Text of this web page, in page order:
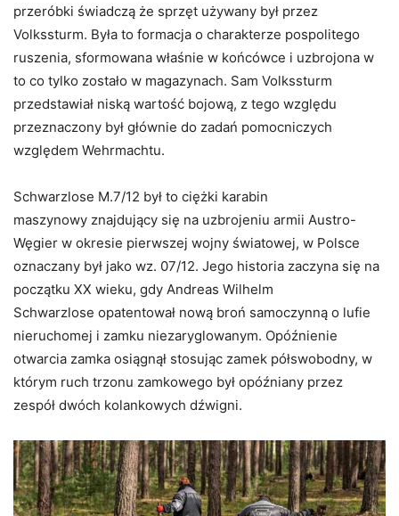
przeróbki świadczą że sprzęt używany był przez
Volkssturm. Była to formacja o charakterze pospolitego
ruszenia, sformowana właśnie w końcówce i uzbrojona w
to co tylko zostało w magazynach. Sam Volkssturm
przedstawiał niską wartość bojową, z tego względu
przeznaczony był głównie do zadań pomocniczych
względem Wehrmachtu.
Schwarzlose M.7/12 był to ciężki karabin
maszynowy znajdujący się na uzbrojeniu armii Austro-
Węgier w okresie pierwszej wojny światowej, w Polsce
oznaczany był jako wz. 07/12. Jego historia zaczyna się na
początku XX wieku, gdy Andreas Wilhelm
Schwarzlose opatentował nową broń samoczynną o lufie
nieruchomej i zamku niezaryglowanym. Opóźnienie
otwarcia zamka osiągnął stosując zamek półswobodny, w
którym ruch trzonu zamkowego był opóźniany przez
zespół dwóch kolankowych dźwigni.